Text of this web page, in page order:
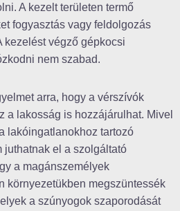
A kezelt területen termő
fogyasztás vagy feldolgozás
kezelést végző gépkocsi
nem szabad.
arra, hogy a vérszívók
a lakosság is hozzájárulhat. Mivel
lakóingatlanokhoz tartozó
juthatnak el a szolgáltató
a magánszemélyek
környezetükben megszüntessék
a szúnyogok szaporodását